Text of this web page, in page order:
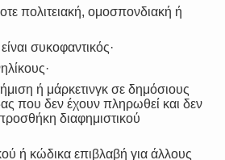
πολιτειακή, ομοσπονδιακή ή
συκοφαντικός·
ή μάρκετινγκ σε δημόσιους
που δεν έχουν πληρωθεί και δεν
διαφημιστικού
ή κώδικα επιβλαβή για άλλους